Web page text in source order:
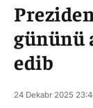
gününü
edib
24 Dekabr 2025